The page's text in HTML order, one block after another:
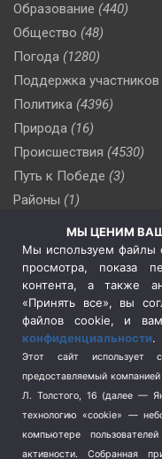
Образование (440)
Общество (48)
Погода (1280)
Поддержка
Политика (4396)
Природа (16)
Происшествия (4530)
Путь к Победе (3)
Районы (1)
(510)
Сельское хозяйство (3)
Социальная политика
Спецоперация в Украине
Спецоперация на
Спорт (740)
Терроризм (1)
Транспорт (262)
Туризм (178)
МЫ ЦЕНИМ
Мы используем файлы
просмотра, показа
контента, а также
«Принять все», вы
файлов cookie, и
конфиденциальности.
Этот сайт использует
предоставляемый
Л. Толстого, 16 (далее —
технологию «cookie» —
компьютере
активности.
Собранная